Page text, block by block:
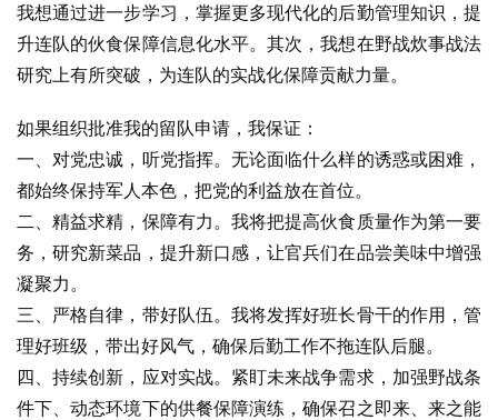
我想通过进一步学习，掌握更多现代化的后勤管理知识，提
升连队的伙食保障信息化水平。其次，我想在野战炊事战法
研究上有所突破，为连队的实战化保障贡献力量。
如果组织批准我的留队申请，我保证：
一、对党忠诚，听党指挥。无论面临什么样的诱惑或困难，
都始终保持军人本色，把党的利益放在首位。
二、精益求精，保障有力。我将把提高伙食质量作为第一要
务，研究新菜品，提升新口感，让官兵们在品尝美味中增强
凝聚力。
三、严格自律，带好队伍。我将发挥好班长骨干的作用，管
理好班级，带出好风气，确保后勤工作不拖连队后腿。
四、持续创新，应对实战。紧盯未来战争需求，加强野战条
件下、动态环境下的供餐保障演练，确保召之即来、来之能